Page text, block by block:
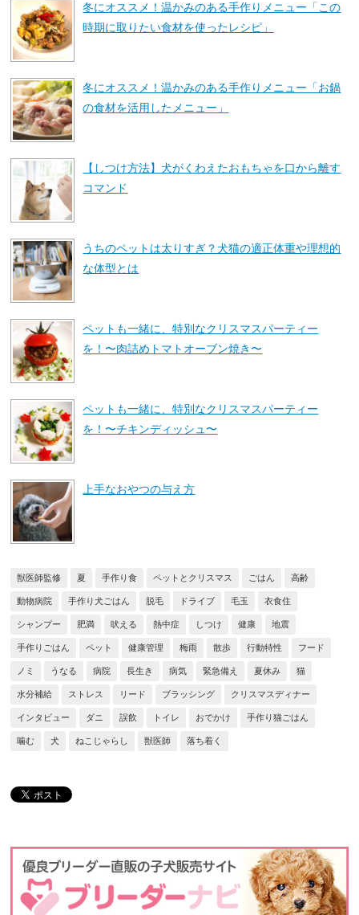
冬にオススメ！温かみのある手作りメニュー「この
時期に取りたい食材を使ったレシピ」
冬にオススメ！温かみのある手作りメニュー「お鍋
の食材を活用したメニュー」
【しつけ方法】犬がくわえたおもちゃを口から離す
コマンド
うちのペットは太りすぎ？犬猫の適正体重や理想的
な体型とは
ペットも一緒に、特別なクリスマスパーティー
を！〜肉詰めトマトオーブン焼き〜
ペットも一緒に、特別なクリスマスパーティー
を！〜チキンディッシュ〜
上手なおやつの与え方
獣医師監修 夏 手作り食 ペットとクリスマス ごはん 高齢
動物病院 手作り犬ごはん 脱毛 ドライブ 毛玉 衣食住
シャンプー 肥満 吠える 熱中症 しつけ 健康 地震
手作りごはん ペット 健康管理 梅雨 散歩 行動特性 フード
ノミ うなる 病院 長生き 病気 緊急備え 夏休み 猫
水分補給 ストレス リード ブラッシング クリスマスディナー
インタビュー ダニ 誤飲 トイレ おでかけ 手作り猫ごはん
噛む 犬 ねこじゃらし 獣医師 落ち着く